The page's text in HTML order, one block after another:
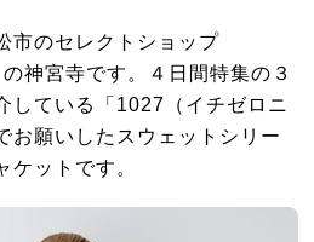
市のセレクトショップ
の神宮寺です。４日間特集の３
している「1027（イチゼロニ
お願いしたスウェットシリー
ケットです。